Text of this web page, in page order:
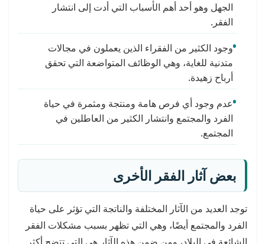
الجهل وهو أحد أهم الأسباب التي أدت إلى انتشار
الفقر.
وجود الكثير من الفقراء الذين يعملون في مجالات
متدنية للغاية، وهي الوظائف المتواضعة التي تحقق
أرباح زهيدة.
عدم وجود أي فرص هامة ومنتجة ومثمرة في حياة
الفرد والمجتمع وانتشار الكثير من العاطلين في
المجتمع.
بعض آثار الفقر الأخرى
توجد العديد من الآثار المختلفة والناتجة التي تؤثر على حياة
الفرد والمجتمع أيضًا، وهي التي تظهر بسبب مشكلات الفقر